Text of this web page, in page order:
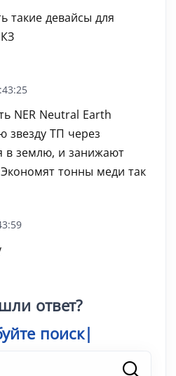
такие девайсы для
NER Neutral Earth
звезду ТП через
в землю, и занижают
тонны меди так
ответ?
по|